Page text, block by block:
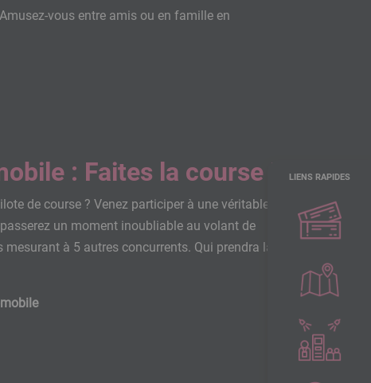
vous entre amis ou en famille en
: Faites la course !
de course ? Venez participer à une véritable
un moment inoubliable au volant de
à 5 autres concurrents. Qui prendra la
LIENS RAPIDES